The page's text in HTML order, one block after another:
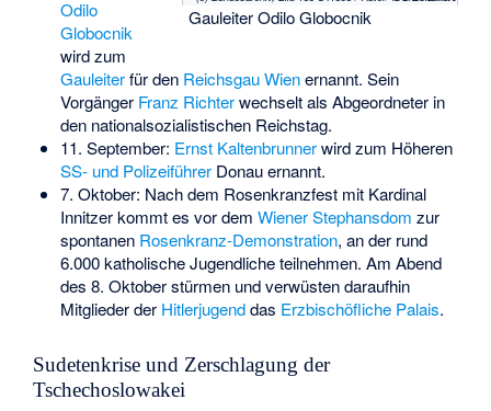
Gauleiter Odilo Globocnik
Odilo
Globocnik
wird zum
Gauleiterfür den Reichsgau Wienernannt. Sein
Vorgänger Franz Richterwechselt als Abgeordneter in
den nationalsozialistischen Reichstag.
11. September: Ernst Kaltenbrunnerwird zum Höheren
SS- und PolizeiführerDonau ernannt.
7. Oktober: Nach dem Rosenkranzfest mit Kardinal
Innitzer kommt es vor dem Wiener Stephansdom zur
spontanen Rosenkranz-Demonstration, an der rund
6.000 katholische Jugendliche teilnehmen. Am Abend
des 8. Oktober stürmen und verwüsten daraufhin
Mitglieder der Hitlerjugenddas Erzbischöfliche Palais.
Sudetenkrise und Zerschlagung der
Tschechoslowakei